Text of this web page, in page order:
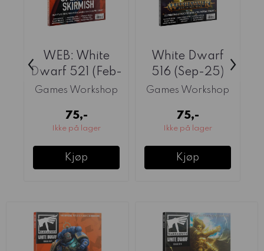
WEB: White
Dwarf 521 (Feb-
26)
Games Workshop
75,-
Ikke på lager
Kjøp
White Dwarf
516 (Sep-25)
Games Workshop
75,-
Ikke på lager
Kjøp
‹ ›